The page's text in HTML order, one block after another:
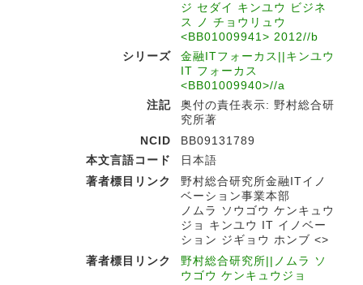
ジ セダイ キンユウ ビジネ
ス ノ チョウリュウ
<BB01009941> 2012//b
シリーズ
金融ITフォーカス||キンユウ
IT フォーカス
<BB01009940>//a
注記
奥付の責任表示: 野村総合研
究所著
NCID
BB09131789
本文言語コード
日本語
著者標目リンク
野村総合研究所金融ITイノ
ベーション事業本部
ノムラ ソウゴウ ケンキュウ
ジョ キンユウ IT イノベー
ション ジギョウ ホンブ <>
著者標目リンク
野村総合研究所||ノムラ ソ
ウゴウ ケンキュウジョ